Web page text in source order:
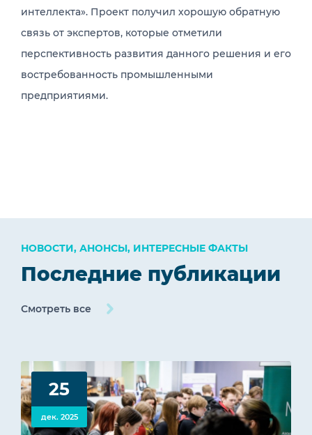
интеллекта». Проект получил хорошую обратную
связь от экспертов, которые отметили
перспективность развития данного решения и его
востребованность промышленными
предприятиями.
Последние публикации
НОВОСТИ, АНОНСЫ, ИНТЕРЕСНЫЕ ФАКТЫ
Смотреть все
25
дек. 2025